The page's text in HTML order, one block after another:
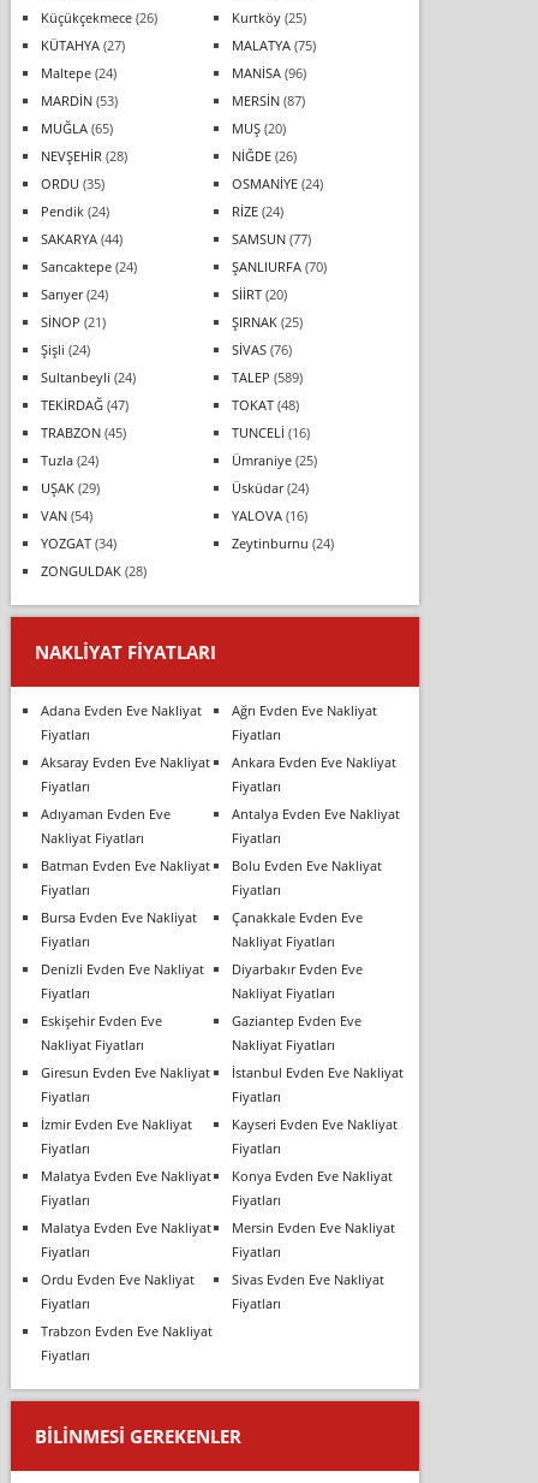
Küçükçekmece(26) Kurtköy(25)
KÜTAHYA(27) MALATYA(75)
Maltepe(24) MANİSA(96)
MARDİN(53) MERSİN(87)
MUĞLA(65) MUŞ(20)
NEVŞEHİR (28) NİĞDE(26)
ORDU (35) OSMANİYE(24)
Pendik(24) RİZE(24)
SAKARYA(44) SAMSUN(77)
Sancaktepe(24) ŞANLIURFA(70)
Sarıyer(24) SİİRT(20)
SİNOP (21) ŞIRNAK(25)
Şişli (24) SİVAS(76)
Sultanbeyli (24) TALEP (589)
TEKİRDAĞ(47) TOKAT(48)
TRABZON(45) TUNCELİ (16)
Tuzla(24) Ümraniye(25)
UŞAK(29) Üsküdar(24)
VAN(54) YALOVA(16)
YOZGAT(34) Zeytinburnu (24)
ZONGULDAK(28)
NAKLIYAT FIYATLARI
Adana Evden Eve Nakliyat
Fiyatları
Ağrı Evden Eve Nakliyat
Fiyatları
Aksaray Evden Eve Nakliyat
Fiyatları
Ankara Evden Eve Nakliyat
Fiyatları
Adıyaman Evden Eve
Nakliyat Fiyatları
Antalya Evden Eve Nakliyat
Fiyatları
Batman Evden Eve Nakliyat
Fiyatları
Bolu Evden Eve Nakliyat
Fiyatları
Bursa Evden Eve Nakliyat
Fiyatları
Çanakkale Evden Eve
Nakliyat Fiyatları
Denizli Evden Eve Nakliyat
Fiyatları
Diyarbakır Evden Eve
Nakliyat Fiyatları
Eskişehir Evden Eve
Nakliyat Fiyatları
Gaziantep Evden Eve
Nakliyat Fiyatları
Giresun Evden Eve Nakliyat
Fiyatları
İstanbul Evden Eve Nakliyat
Fiyatları
İzmir Evden Eve Nakliyat
Fiyatları
Kayseri Evden Eve Nakliyat
Fiyatları
Malatya Evden Eve Nakliyat
Fiyatları
Konya Evden Eve Nakliyat
Fiyatları
Malatya Evden Eve Nakliyat
Fiyatları
Mersin Evden Eve Nakliyat
Fiyatları
Ordu Evden Eve Nakliyat
Fiyatları
Sivas Evden Eve Nakliyat
Fiyatları
Trabzon Evden Eve Nakliyat
Fiyatları
BILINMESI GEREKENLER